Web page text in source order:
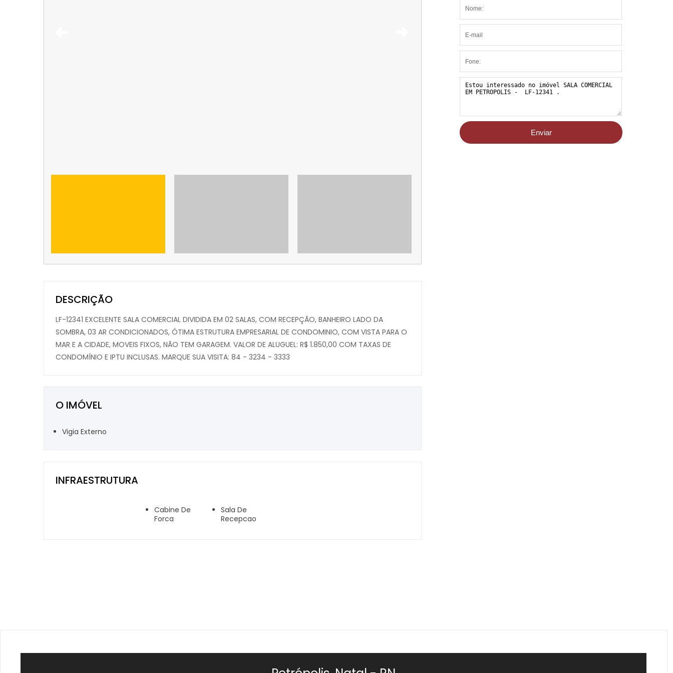
DESCRIÇÃO
LF-12341 EXCELENTE SALA COMERCIAL DIVIDIDA EM 02 SALAS, COM RECEPÇÃO, BANHEIRO LADO DA
SOMBRA, 03 AR CONDICIONADOS, ÓTIMA ESTRUTURA EMPRESARIAL DE CONDOMINIO, COM VISTA PARA O
MAR E A CIDADE, MOVEIS FIXOS, NÃO TEM GARAGEM. VALOR DE ALUGUEL: R$ 1.850,00 COM TAXAS DE
CONDOMÍNIO E IPTU INCLUSAS. MARQUE SUA VISITA: 84 - 3234 - 3333
O IMÓVEL
Vigia Externo
INFRAESTRUTURA
Cabine De
Forca
Sala De
Recepcao